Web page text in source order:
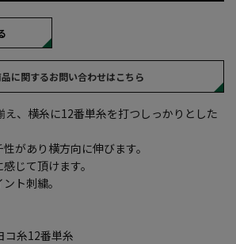
品に関するお問い合わせはこちら
、横糸に12番単糸を打つしっかりとした
があり横方向に伸びます。
じて頂けます。
ト刺繍。
コ糸12番単糸